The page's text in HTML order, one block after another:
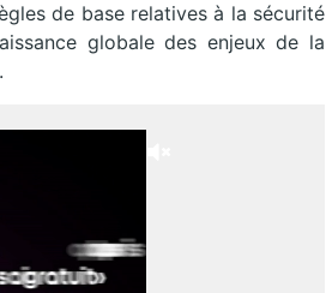
de base relatives à la sécurité
globale des enjeux de la